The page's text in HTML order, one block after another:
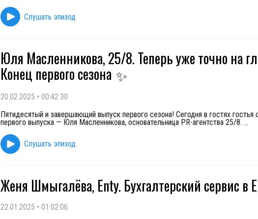
Слушать эпизод
Юля Масленникова, 25/8. Теперь уже точно на
Конец первого сезона ✨
20.02.2025 • 00:42:30
Пятидесятый и завершающий выпуск первого сезона! Сегодня в гостях гостья
первого выпуска — Юля Масленникова, основательница PR-агентства 25/8. ...
Слушать эпизод
Женя Шмыгалёва, Enty. Бухгалтерский сервис в
22.01.2025 • 01:02:06